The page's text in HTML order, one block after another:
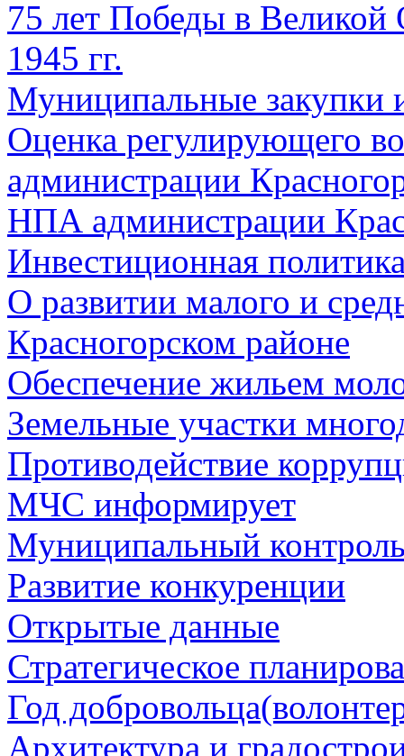
75 лет Победы в Великой
1945 гг.
Муниципальные закупки
Оценка регулирующего
администрации
НПА администрации
Инвестиционная
О развитии малого и
Красногорском районе
Обеспечение жильем
Земельные участки
Противодействие
МЧС информирует
Муниципальный
Развитие конкуренции
Открытые данные
Стратегическое
Год
Архитектура и